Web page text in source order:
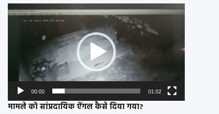
Video
Player
00:00 01:02
मामले को सांप्रदायिक ऐंगल कैसे दिया गया?